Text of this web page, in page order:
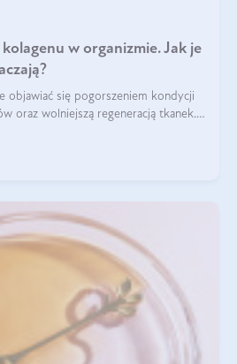
w organizmie. Jak je
objawiać się pogorszeniem kondycji
oraz wolniejszą regeneracją tkanek.